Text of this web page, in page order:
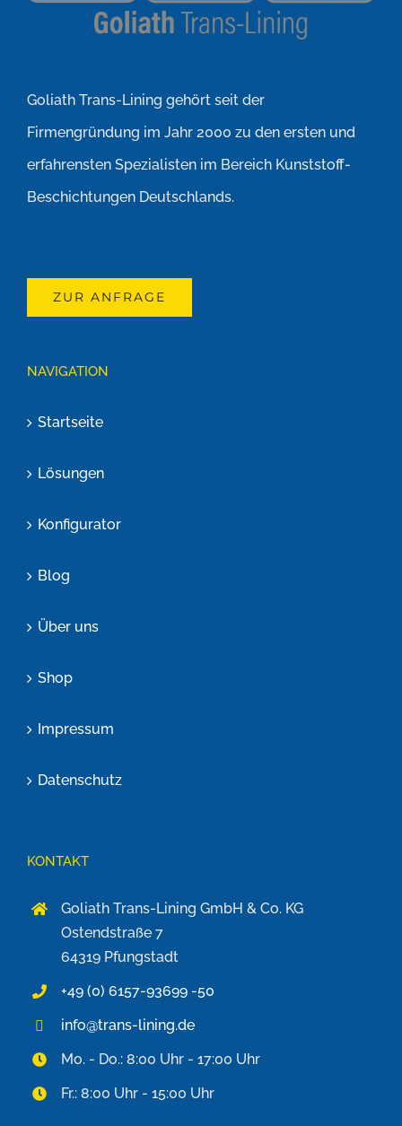
Goliath Trans-Lining gehört seit der
Firmengründung im Jahr 2000 zu den ersten und
erfahrensten Spezialisten im Bereich Kunststoff-
Beschichtungen Deutschlands.
ZUR ANFRAGE
NAVIGATION
Startseite
Lösungen
Konfigurator
Blog
Über uns
Shop
Impressum
Datenschutz
KONTAKT
Goliath Trans-Lining GmbH & Co. KG
Ostendstraße 7
64319 Pfungstadt
+49 (0) 6157-93699 -50
info@trans-lining.de
Mo. - Do.: 8:00 Uhr - 17:00 Uhr
Fr.: 8:00 Uhr - 15:00 Uhr